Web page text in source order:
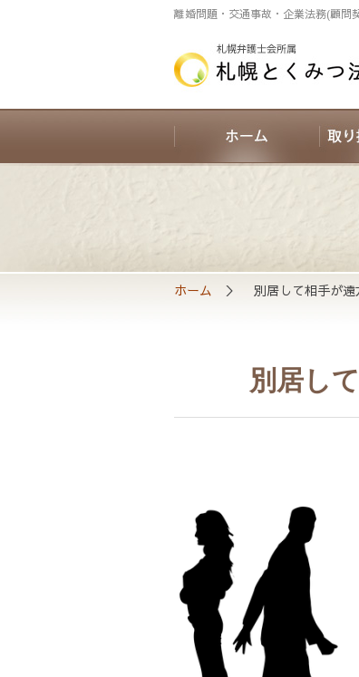
離婚問題・交通事故・企業法務(顧問
ホーム ＞ 別居して相手が遠
別居し